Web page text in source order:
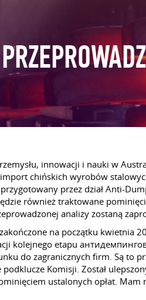
innowacji i nauki w
import chińskich wyrobów
przez dział Anti-
również traktowane
analizy zostaną
na początku kwietnia
kolejnego etapu
do zagranicznych firm. Są to
Komisji. Został
ustalonych opłat.